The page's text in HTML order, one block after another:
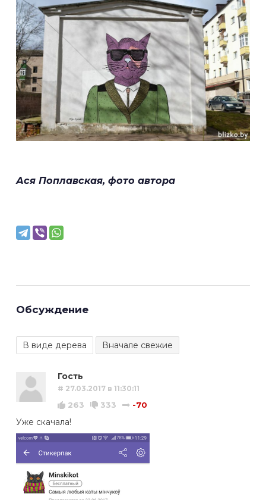
Ася Поплавская, фото автора
Обсуждение
Гость
# 27.03.2017 в 11:30:11
263 333 -70
Уже скачала!